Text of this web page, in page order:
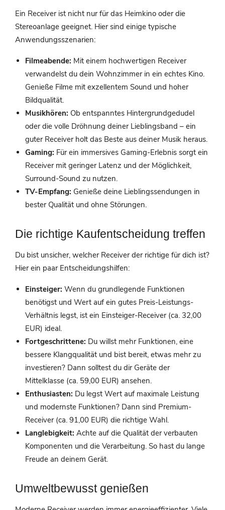
Ein Receiver ist nicht nur für das Heimkino oder die
Stereoanlage geeignet. Hier sind einige typische
Anwendungsszenarien:
Filmeabende: Mit einem hochwertigen Receiver
verwandelst du dein Wohnzimmer in ein echtes Kino.
Genieße Filme mit exzellentem Sound und hoher
Bildqualität.
Musikhören: Ob entspanntes Hintergrundgedudel
oder die volle Dröhnung deiner Lieblingsband – ein
guter Receiver holt das Beste aus deiner Musik heraus.
Gaming: Für ein immersives Gaming-Erlebnis sorgt ein
Receiver mit geringer Latenz und der Möglichkeit,
Surround-Sound zu nutzen.
TV-Empfang: Genieße deine Lieblingssendungen in
bester Qualität und ohne Störungen.
Die richtige Kaufentscheidung treffen
Du bist unsicher, welcher Receiver der richtige für dich ist?
Hier ein paar Entscheidungshilfen:
Einsteiger: Wenn du grundlegende Funktionen
benötigst und Wert auf ein gutes Preis-Leistungs-
Verhältnis legst, ist ein Einsteiger-Receiver (ca. 32,00
EUR) ideal.
Fortgeschrittene: Du willst mehr Funktionen, eine
bessere Klangqualität und bist bereit, etwas mehr zu
investieren? Dann solltest du dir Geräte der
Mittelklasse (ca. 59,00 EUR) ansehen.
Enthusiasten: Du legst Wert auf maximale Leistung
und modernste Funktionen? Dann sind Premium-
Receiver (ca. 91,00 EUR) die richtige Wahl.
Langlebigkeit: Achte auf die Qualität der verbauten
Komponenten und die Verarbeitung. So hast du lange
Freude an deinem Gerät.
Umweltbewusst genießen